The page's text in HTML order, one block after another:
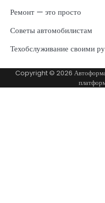
Ремонт — это просто
Советы автомобилистам
Техобслуживание своими
Copyright © 2026